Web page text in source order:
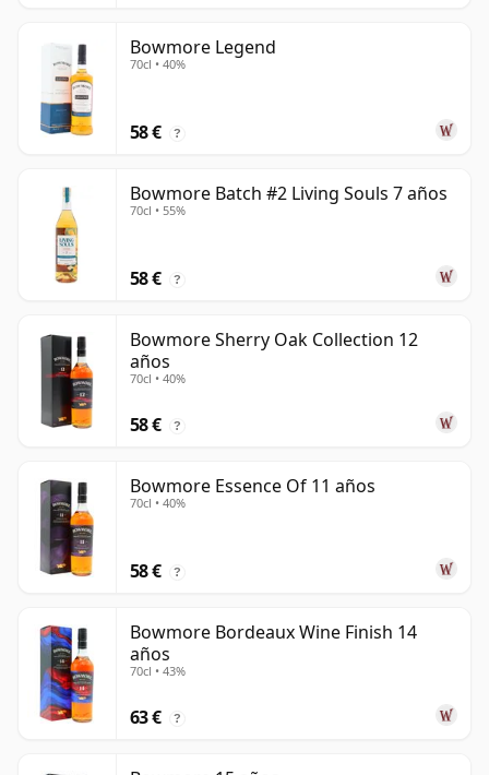
Bowmore Legend
70cl • 40%
58 € ?
Bowmore Batch #2 Living Souls 7 años
70cl • 55%
58 € ?
Bowmore Sherry Oak Collection 12
años
70cl • 40%
58 € ?
Bowmore Essence Of 11 años
70cl • 40%
58 € ?
Bowmore Bordeaux Wine Finish 14
años
70cl • 43%
63 € ?